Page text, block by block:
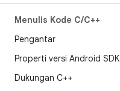
Menulis Kode C/C++
Pengantar
Properti versi Android SDK
Dukungan C++